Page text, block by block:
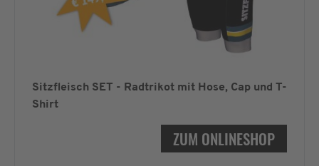
Sitzfleisch SET - Radtrikot mit Hose, Cap und T-
Shirt
ZUM ONLINESHOP